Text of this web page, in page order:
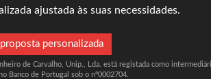
ajustada às suas necessidades.
personalizada
de Carvalho, Unip., Lda. está registada como
Banco de Portugal sob o nº0002704.